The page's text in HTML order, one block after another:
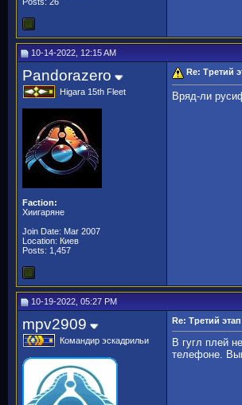
10-14-2022, 12:15 AM
Pandorazero
Higara 15th Fleet
Faction:
Хиигаряне
Join Date: Mar 2007
Location: Киев
Posts: 1,457
Re: Третий
Вряд-ли
10-19-2022, 05:27 PM
mpv2909
Командир эскадрильи
Re: Третий
В гугл плей
телефоне.